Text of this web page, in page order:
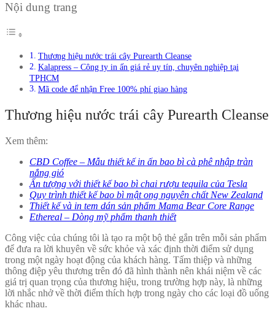
Nội dung trang
Thương hiệu nước trái cây Purearth Cleanse
Kalapress – Công ty in ấn giá rẻ uy tín, chuyên nghiệp tại
TPHCM
Mã code để nhận Free 100% phí giao hàng
Thương hiệu nước trái cây Purearth Cleanse
Xem thêm:
CBD Coffee – Mẫu thiết kế in ấn bao bì cà phê nhập tràn
nắng gió
Ấn tượng với thiết kế bao bì chai rượu tequila của Tesla
Quy trình thiết kế bao bì mật ong nguyên chất New Zealand
Thiết kế và in tem dán sản phẩm Mama Bear Core Range
Ethereal – Dòng mỹ phẩm thanh thiết
Công việc của chúng tôi là tạo ra một bộ thẻ gắn trên mỗi sản phẩm
để đưa ra lời khuyên về sức khỏe và xác định thời điểm sử dụng
trong một ngày hoạt động của khách hàng. Tấm thiệp và những
thông điệp yêu thương trên đó đã hình thành nên khái niệm về các
giá trị quan trọng của thương hiệu, trong trường hợp này, là những
lời nhắc nhở về thời điểm thích hợp trong ngày cho các loại đồ uống
khác nhau.